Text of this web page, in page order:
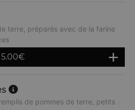
terre, préparés avec de la farine
5.00€
de pommes de terre, petits